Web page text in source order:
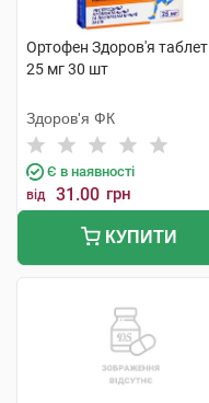
Ортофен Здоров'я
25 мг 30 шт
Здоров'я ФК
Є в наявності
від 31.00 грн
КУПИТИ